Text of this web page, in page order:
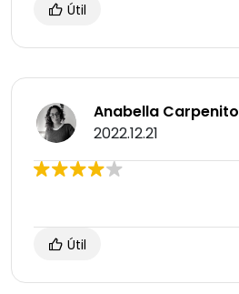
Útil
Anabella Carpenito
2022.12.21
Útil